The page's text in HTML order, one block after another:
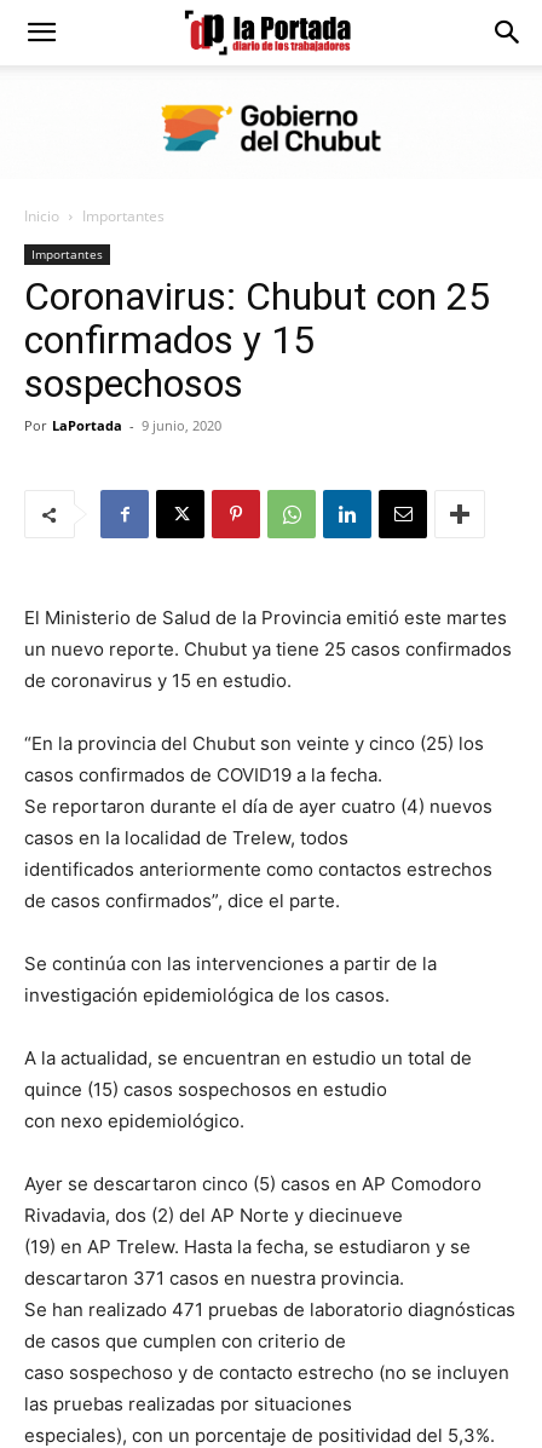
Diario
Portada
Inicio Importantes
Importantes
Coronavirus: Chubut con 25
confirmados y 15
sospechosos
Por LaPortada - 9 junio, 2020
El Ministerio de Salud de la Provincia emitió este martes
un nuevo reporte. Chubut ya tiene 25 casos confirmados
de coronavirus y 15 en estudio.
“En la provincia del Chubut son veinte y cinco (25) los
casos confirmados de COVID19 a la fecha.
Se reportaron durante el día de ayer cuatro (4) nuevos
casos en la localidad de Trelew, todos
identificados anteriormente como contactos estrechos
de casos confirmados”, dice el parte.
Se continúa con las intervenciones a partir de la
investigación epidemiológica de los casos.
A la actualidad, se encuentran en estudio un total de
quince (15) casos sospechosos en estudio
con nexo epidemiológico.
Ayer se descartaron cinco (5) casos en AP Comodoro
Rivadavia, dos (2) del AP Norte y diecinueve
(19) en AP Trelew. Hasta la fecha, se estudiaron y se
descartaron 371 casos en nuestra provincia.
Se han realizado 471 pruebas de laboratorio diagnósticas
de casos que cumplen con criterio de
caso sospechoso y de contacto estrecho (no se incluyen
las pruebas realizadas por situaciones
especiales), con un porcentaje de positividad del 5,3%.